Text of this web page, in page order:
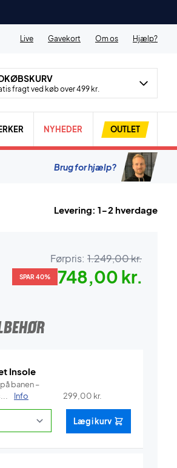
Live Gavekort Om os Hjælp?
fragt ved køb over 499 kr.
NYHEDER OUTLET
Brug for hjælp?
Levering: 1-2 hverdage
Førpris: 1.249,00 kr.
SPAR 40% 748,00 kr.
Insole
banen –
Info 299,00 kr.
Læg i kurv